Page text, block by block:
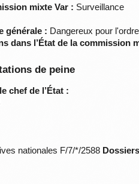
mixte Var : Surveillance
générale : Dangereux pour
dans l’État de la commission
de peine
chef de l’État :
nationales F/7/*/2588